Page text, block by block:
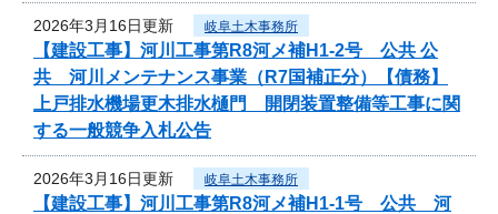
2026年3月16日更新 岐阜土木事務所
【建設工事】河川工事第R8河メ補H1-2号 公共 公
共 河川メンテナンス事業（R7国補正分）【債務】
上戸排水機場更木排水樋門 開閉装置整備等工事に関
する一般競争入札公告
2026年3月16日更新 岐阜土木事務所
【建設工事】河川工事第R8河メ補H1-1号 公共 河